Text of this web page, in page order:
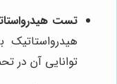
تست
توانایی آن در